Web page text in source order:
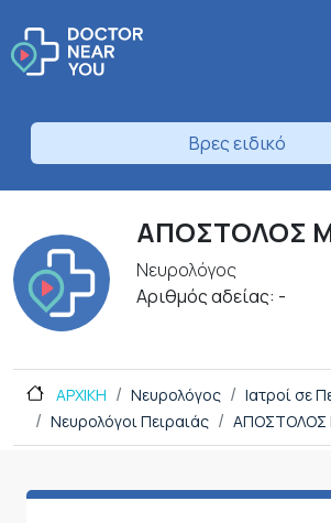
Βρες ειδικό
ΑΠΟΣΤΟΛΟΣ
Νευρολόγος
Αριθμός αδείας: -
ΑΡΧΙΚΗ Νευρολόγος
Ιατροί σε
Νευρολόγοι Πειραιάς
ΑΠΟΣΤΟΛΟΣ